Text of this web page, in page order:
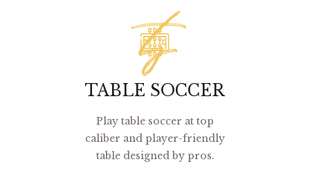
ts
TABLE SOCCER
Play table soccer at top
caliber and player-friendly
table designed by pros.